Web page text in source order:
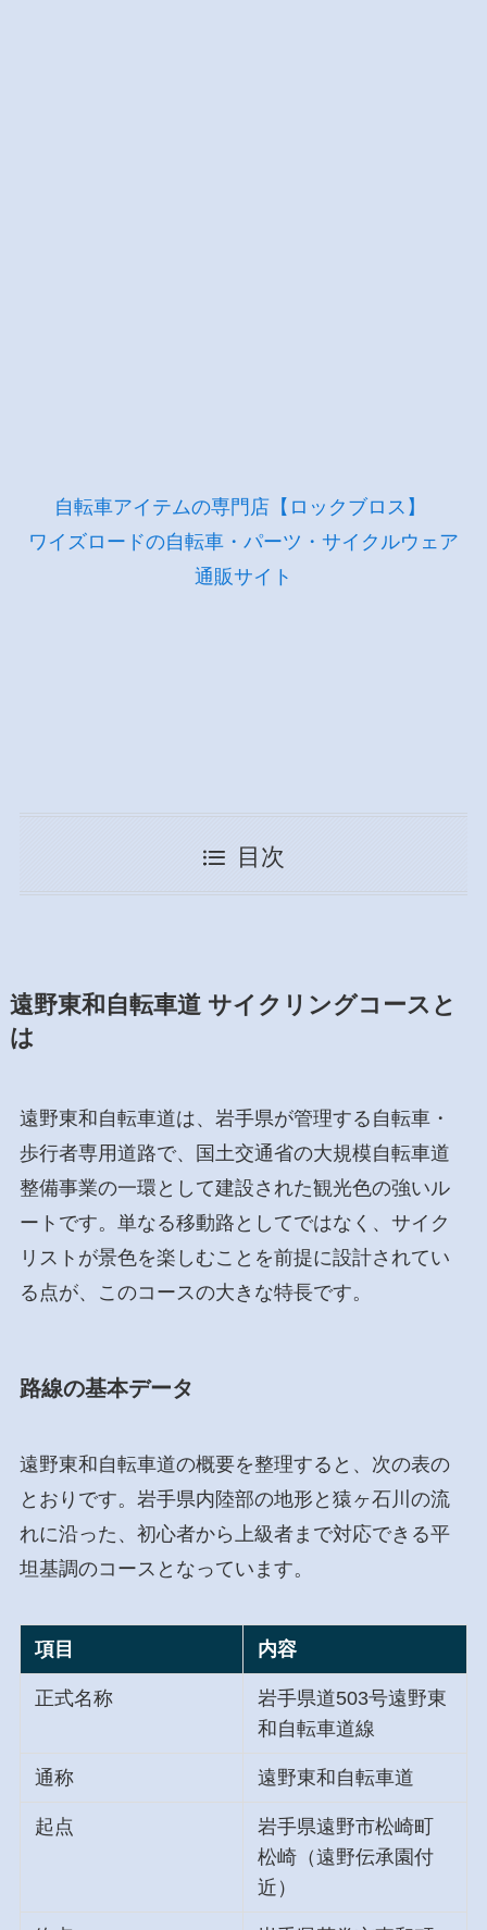
自転車アイテムの専門店【ロックブロス】
ワイズロードの自転車・パーツ・サイクルウェア
通販サイト
目次
遠野東和自転車道 サイクリングコースと
は
遠野東和自転車道は、岩手県が管理する自転車・
歩行者専用道路で、国土交通省の大規模自転車道
整備事業の一環として建設された観光色の強いル
ートです。単なる移動路としてではなく、サイク
リストが景色を楽しむことを前提に設計されてい
る点が、このコースの大きな特長です。
路線の基本データ
遠野東和自転車道の概要を整理すると、次の表の
とおりです。岩手県内陸部の地形と猿ヶ石川の流
れに沿った、初心者から上級者まで対応できる平
坦基調のコースとなっています。
項目 内容
正式名称
岩手県道503号遠野東
和自転車道線
通称 遠野東和自転車道
起点
岩手県遠野市松崎町
松崎（遠野伝承園付
近）